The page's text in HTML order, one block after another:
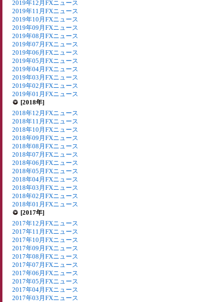
2019年12月FXニュース
2019年11月FXニュース
2019年10月FXニュース
2019年09月FXニュース
2019年08月FXニュース
2019年07月FXニュース
2019年06月FXニュース
2019年05月FXニュース
2019年04月FXニュース
2019年03月FXニュース
2019年02月FXニュース
2019年01月FXニュース
[2018年]
2018年12月FXニュース
2018年11月FXニュース
2018年10月FXニュース
2018年09月FXニュース
2018年08月FXニュース
2018年07月FXニュース
2018年06月FXニュース
2018年05月FXニュース
2018年04月FXニュース
2018年03月FXニュース
2018年02月FXニュース
2018年01月FXニュース
[2017年]
2017年12月FXニュース
2017年11月FXニュース
2017年10月FXニュース
2017年09月FXニュース
2017年08月FXニュース
2017年07月FXニュース
2017年06月FXニュース
2017年05月FXニュース
2017年04月FXニュース
2017年03月FXニュース